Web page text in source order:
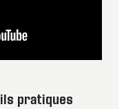
pratiques